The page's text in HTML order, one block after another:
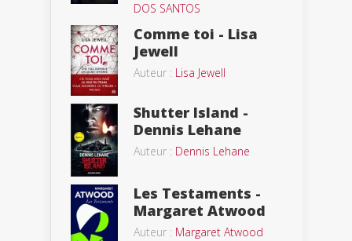
DOS SANTOS
Comme toi - Lisa
Jewell
Auteur : Lisa Jewell
Shutter Island -
Dennis Lehane
Auteur : Dennis Lehane
Les Testaments -
Margaret Atwood
Auteur : Margaret Atwood